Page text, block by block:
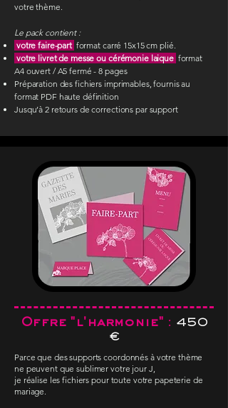
votre thème.
Le pack contient :
votre faire-part format carré 15x15 cm plié.
votre livret de messe ou cérémonie laique format
A4 ouvert / A5 fermé - 8 pages
Préparation des fichiers imprimables, fournis au
format PDF haute définition
Jusqu’à 2 retours de corrections par support
Offre "l'harmonie" : 450
€
Parce que des supports coordonnés à votre thème
ne peuvent que sublimer votre jour J,
je réalise les fichiers pour toute votre papeterie de
mariage.